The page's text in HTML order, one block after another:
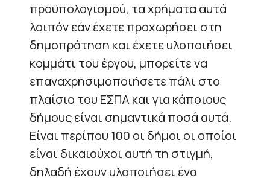
προϋπολογισμού, τα χρήματα αυτά
λοιπόν εάν έχετε προχωρήσει στη
δημοπράτηση και έχετε υλοποιήσει
κομμάτι του έργου, μπορείτε να
επαναχρησιμοποιήσετε πάλι στο
πλαίσιο του ΕΣΠΑ και για κάποιους
δήμους είναι σημαντικά ποσά αυτά.
Είναι περίπου 100 οι δήμοι οι οποίοι
είναι δικαιούχοι αυτή τη στιγμή,
δηλαδή έχουν υλοποιήσει ένα